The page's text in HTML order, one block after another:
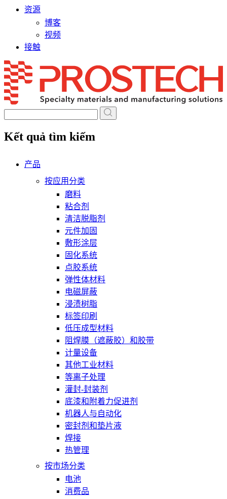
资源
博客
视频
接触
Skip
to
content
Kết quả tìm kiếm
产品
按应用分类
磨料
粘合剂
清洁脱脂剂
元件加固
敷形涂层
固化系统
点胶系统
弹性体材料
电磁屏蔽
浸渍树脂
标签印刷
低压成型材料
阻焊膜（遮蔽胶）和胶带
计量设备
其他工业材料
等离子处理
灌封-封装剂
底漆和附着力促进剂
机器人与自动化
密封剂和垫片液
焊接
热管理
按市场分类
电池
消费品